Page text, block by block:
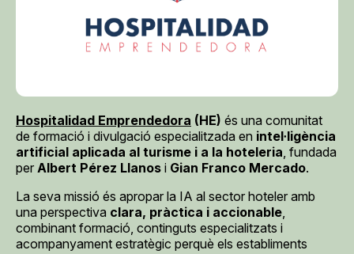
Hospitalidad Emprendedora (HE) és una comunitat
de formació i divulgació especialitzada en intel·ligència
artificial aplicada al turisme i a la hoteleria, fundada
per Albert Pérez Llanos i Gian Franco Mercado.
La seva missió és apropar la IA al sector hoteler amb
una perspectiva clara, pràctica i accionable,
combinant formació, continguts especialitzats i
acompanyament estratègic perquè els establiments